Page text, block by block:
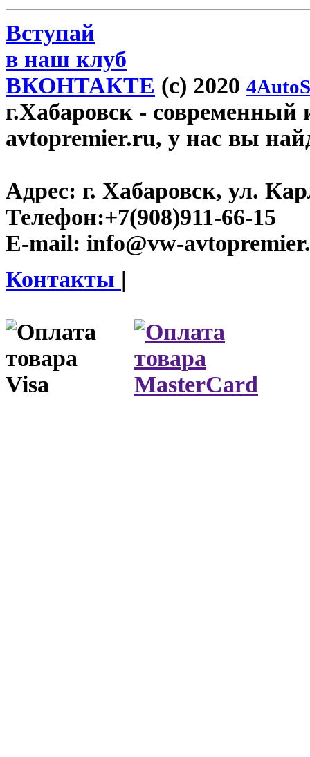
Вступай
в наш клуб
ВКОНТАКТЕ (c) 2020
г.Хабаровск - современный
avtopremier.ru, у нас вы
Адрес: г. Хабаровск, ул.
Телефон:+7(908)911-66-15
E-mail: info@vw-
Контакты |